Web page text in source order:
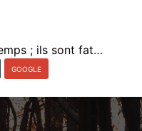
Les hommes meurent, tout le temps ; ils sont fatigants. Les livres ne meurent jamais.
GOOGLE